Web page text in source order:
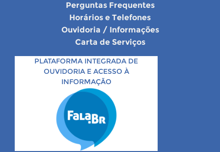
Perguntas Frequentes
Horários e Telefones
Ouvidoria / Informações
Carta de Serviços
PLATAFORMA INTEGRADA DE
OUVIDORIA E ACESSO À
INFORMAÇÃO